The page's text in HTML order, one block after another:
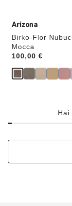
Arizona
Birko-Flor
Mocca
Price:
100,00 €
Hai